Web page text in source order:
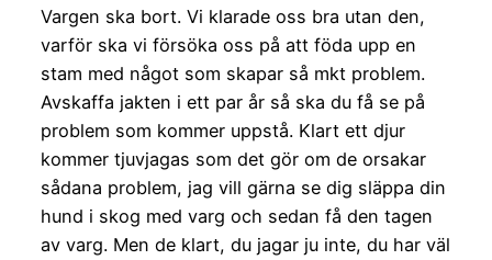
Vargen ska bort. Vi klarade oss bra utan den,
varför ska vi försöka oss på att föda upp en
stam med något som skapar så mkt problem.
Avskaffa jakten i ett par år så ska du få se på
problem som kommer uppstå. Klart ett djur
kommer tjuvjagas som det gör om de orsakar
sådana problem, jag vill gärna se dig släppa din
hund i skog med varg och sedan få den tagen
av varg. Men de klart, du jagar ju inte, du har väl